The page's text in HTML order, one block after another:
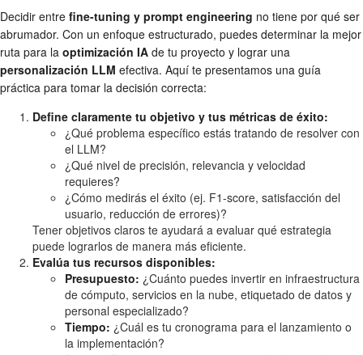
Decidir entre fine-tuning y prompt engineering no tiene por qué ser
abrumador. Con un enfoque estructurado, puedes determinar la mejor
ruta para la optimización IA de tu proyecto y lograr una
personalización LLM efectiva. Aquí te presentamos una guía
práctica para tomar la decisión correcta:
Define claramente tu objetivo y tus métricas de éxito:
¿Qué problema específico estás tratando de resolver con
el LLM?
¿Qué nivel de precisión, relevancia y velocidad
requieres?
¿Cómo medirás el éxito (ej. F1-score, satisfacción del
usuario, reducción de errores)?
Tener objetivos claros te ayudará a evaluar qué estrategia
puede lograrlos de manera más eficiente.
Evalúa tus recursos disponibles:
Presupuesto: ¿Cuánto puedes invertir en infraestructura
de cómputo, servicios en la nube, etiquetado de datos y
personal especializado?
Tiempo: ¿Cuál es tu cronograma para el lanzamiento o
la implementación?